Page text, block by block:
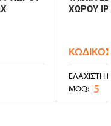
ΧΩΡΟΥ
ΕΛΆΧΙΣΤΗ
MOQ: 5